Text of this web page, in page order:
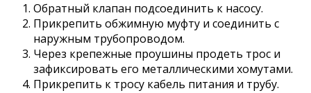
Обратный клапан подсоединить к насосу.
Прикрепить обжимную муфту и соединить с
наружным трубопроводом.
Через крепежные проушины продеть трос и
зафиксировать его металлическими хомутами.
Прикрепить к тросу кабель питания и трубу.